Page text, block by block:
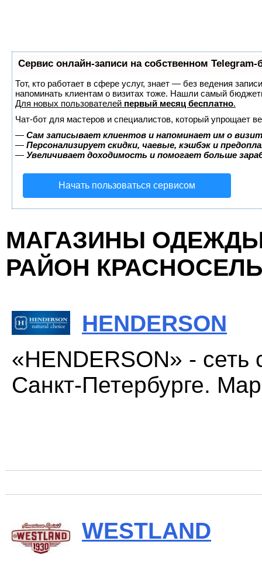
Сервис онлайн-записи на собственном Telegram-
Тот, кто работает в сфере услуг, знает — без ведения
напоминать клиентам о визитах тоже. Нашли самый
Для новых пользователей первый месяц бесплатно.
Чат-бот для мастеров и специалистов, который упрощает
— Сам записывает клиентов и напоминает им о
— Персонализирует скидки, чаевые, кэшбэк и
— Увеличивает доходимость и помогает больше
Начать пользоваться сервисом
МАГАЗИНЫ ОДЕЖДЫ
РАЙОН
HENDERSON
«HENDERSON» -
Санкт-Петербурге.
WESTLAND